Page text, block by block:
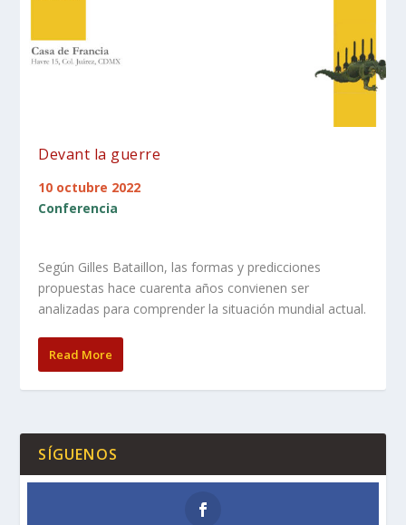
Devant la guerre
10 octubre 2022
Conferencia
Según Gilles Bataillon, las formas y predicciones
propuestas hace cuarenta años convienen ser
analizadas para comprender la situación mundial actual.
Read More
SÍGUENOS